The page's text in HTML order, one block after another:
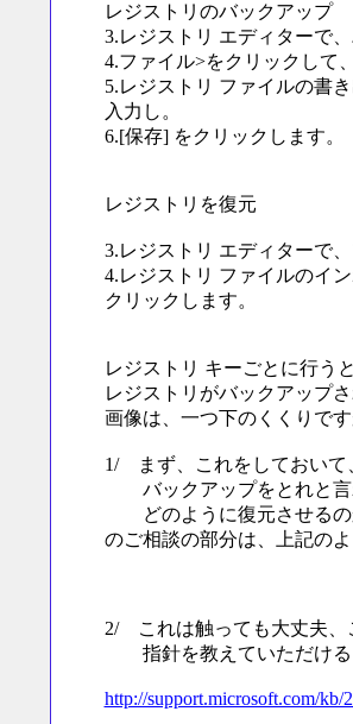
レジストリのバックアップ
3.レジストリ エディターで
4.ファイル>をクリックして
5.レジストリ ファイルの書
入力し。
6.[保存] をクリックします。
レジストリを復元
3.レジストリ エディターで
4.レジストリ ファイルのイ
クリックします。
レジストリ キーごとに行う
レジストリがバックアップ
画像は、一つ下のくくりです
1/ まず、これをしておいて
バックアップをとれと言
どのように復元させるの
のご相談の部分は、上記の
2/ これは触っても大丈夫
指針を教えていただける
http://support.microsoft.com/kb/